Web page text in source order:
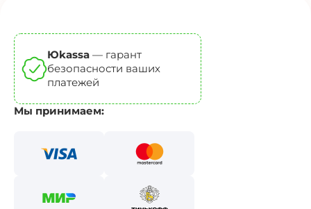
Юkassa — гарант
безопасности ваших
платежей
Мы принимаем: